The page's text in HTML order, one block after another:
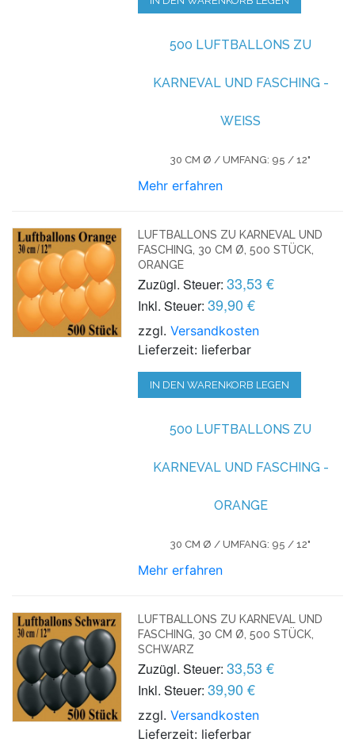
500 LUFTBALLONS ZU
KARNEVAL UND FASCHING -
WEISS
30 CM Ø / UMFANG: 95 / 12"
Mehr erfahren
LUFTBALLONS ZU KARNEVAL UND
FASCHING, 30 CM Ø, 500 STÜCK,
ORANGE
Zuzügl. Steuer: 33,53 €
Inkl. Steuer: 39,90 €
zzgl.Versandkosten
Lieferzeit: lieferbar
IN DEN WARENKORB LEGEN
500 LUFTBALLONS ZU
KARNEVAL UND FASCHING -
ORANGE
30 CM Ø / UMFANG: 95 / 12"
Mehr erfahren
LUFTBALLONS ZU KARNEVAL UND
FASCHING, 30 CM Ø, 500 STÜCK,
SCHWARZ
Zuzügl. Steuer: 33,53 €
Inkl. Steuer: 39,90 €
zzgl.Versandkosten
Lieferzeit: lieferbar